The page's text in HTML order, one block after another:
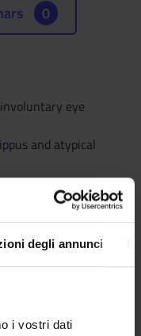
degli annunci
i vostri dati
0
eye
and atypical
static and dynamic
and speed of
and electro or